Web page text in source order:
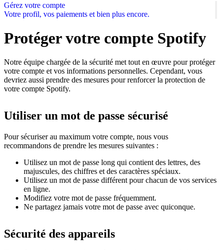
Gérez votre compte
Votre profil, vos paiements et bien plus encore.
Protéger votre compte Spotify
Notre équipe chargée de la sécurité met tout en œuvre pour protéger
votre compte et vos informations personnelles. Cependant, vous
devriez aussi prendre des mesures pour renforcer la protection de
votre compte Spotify.
Utiliser un mot de passe sécurisé
Pour sécuriser au maximum votre compte, nous vous
recommandons de prendre les mesures suivantes :
Utilisez un mot de passe long qui contient des lettres, des
majuscules, des chiffres et des caractères spéciaux.
Utilisez un mot de passe différent pour chacun de vos services
en ligne.
Modifiez votre mot de passe fréquemment.
Ne partagez jamais votre mot de passe avec quiconque.
Sécurité des appareils